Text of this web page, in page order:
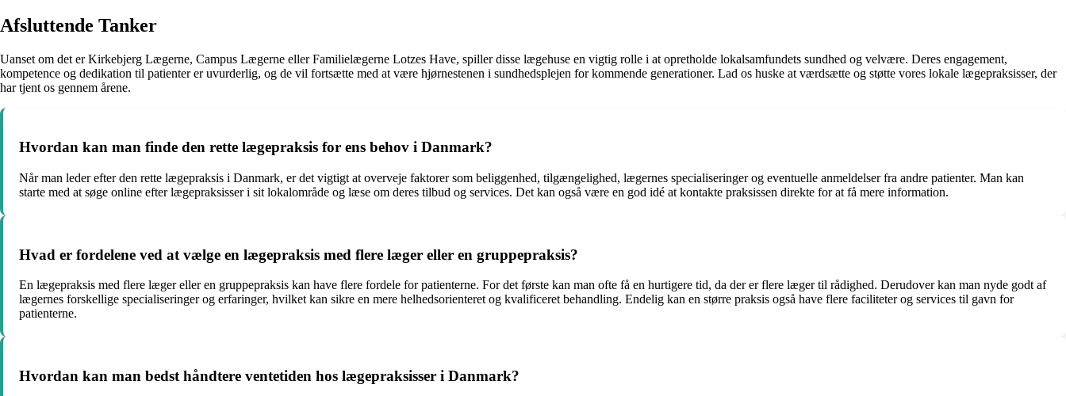
Afsluttende Tanker
Uanset om det er Kirkebjerg Lægerne, Campus Lægerne eller Familielægerne Lotzes Have, spiller disse lægehuse en vigtig rolle i at opretholde lokalsamfundets sundhed og velvære. Deres engagement,
kompetence og dedikation til patienter er uvurderlig, og de vil fortsætte med at være hjørnestenen i sundhedsplejen for kommende generationer. Lad os huske at værdsætte og støtte vores lokale lægepraksisser, der
har tjent os gennem årene.
Hvordan kan man finde den rette lægepraksis for ens behov i Danmark?
Når man leder efter den rette lægepraksis i Danmark, er det vigtigt at overveje faktorer som beliggenhed, tilgængelighed, lægernes specialiseringer og eventuelle anmeldelser fra andre patienter. Man kan
starte med at søge online efter lægepraksisser i sit lokalområde og læse om deres tilbud og services. Det kan også være en god idé at kontakte praksissen direkte for at få mere information.
Hvad er fordelene ved at vælge en lægepraksis med flere læger eller en gruppepraksis?
En lægepraksis med flere læger eller en gruppepraksis kan have flere fordele for patienterne. For det første kan man ofte få en hurtigere tid, da der er flere læger til rådighed. Derudover kan man nyde godt af
lægernes forskellige specialiseringer og erfaringer, hvilket kan sikre en mere helhedsorienteret og kvalificeret behandling. Endelig kan en større praksis også have flere faciliteter og services til gavn for
patienterne.
Hvordan kan man bedst håndtere ventetiden hos lægepraksisser i Danmark?